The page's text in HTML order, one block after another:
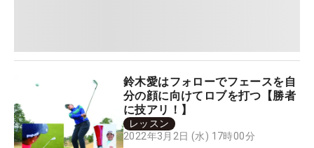
鈴木愛はフォローでフェースを自
分の顔に向けてロブを打つ【勝者
に技アリ！】
レッスン
2022年3月2日 (水) 17時00分